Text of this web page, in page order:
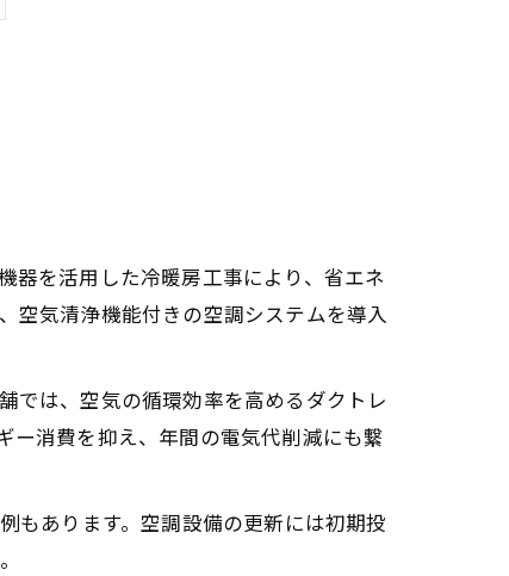
器を活用した冷暖房工事により、省エネ
空気清浄機能付きの空調システムを導入
では、空気の循環効率を高めるダクトレ
ー消費を抑え、年間の電気代削減にも繋
もあります。空調設備の更新には初期投